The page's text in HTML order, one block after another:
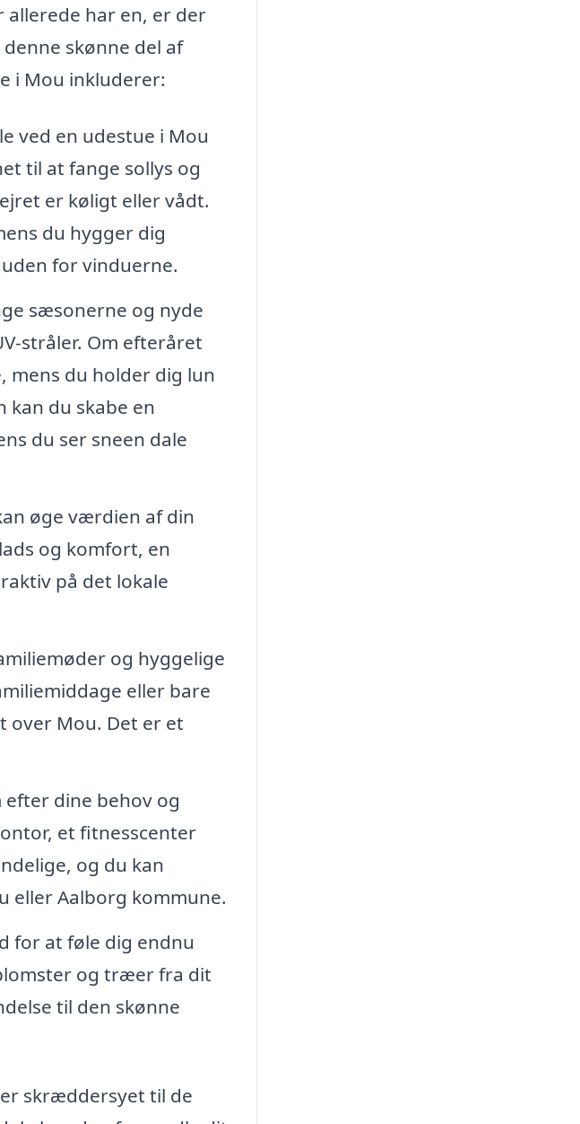
allerede har en, er der
skønne del af
i Mou inkluderer:
ved en udestue i Mou
til at fange sollys og
er køligt eller vådt.
du hygger dig
for vinduerne.
sæsonerne og nyde
stråler. Om efteråret
mens du holder dig lun
kan du skabe en
du ser sneen dale
øge værdien af din
og komfort, en
på det lokale
og hyggelige
eller bare
over Mou. Det er et
dine behov og
et fitnesscenter
og du kan
eller Aalborg kommune.
for at føle dig endnu
og træer fra dit
til den skønne
skræddersyet til de